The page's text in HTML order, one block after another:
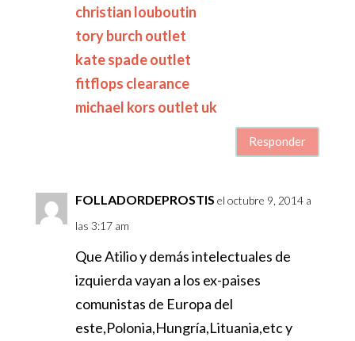
christian louboutin
tory burch outlet
kate spade outlet
fitflops clearance
michael kors outlet uk
Responder
FOLLADORDEPROSTIS el octubre 9, 2014 a
las 3:17 am
Que Atilio y demás intelectuales de
izquierda vayan a los ex-paises
comunistas de Europa del
este,Polonia,Hungría,Lituania,etc y